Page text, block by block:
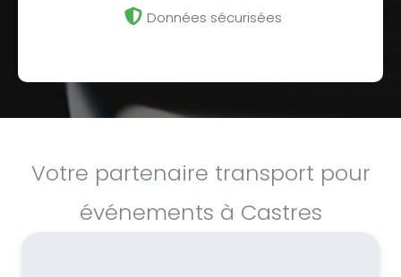
Données sécurisées
Votre partenaire transport pour
événements à Castres